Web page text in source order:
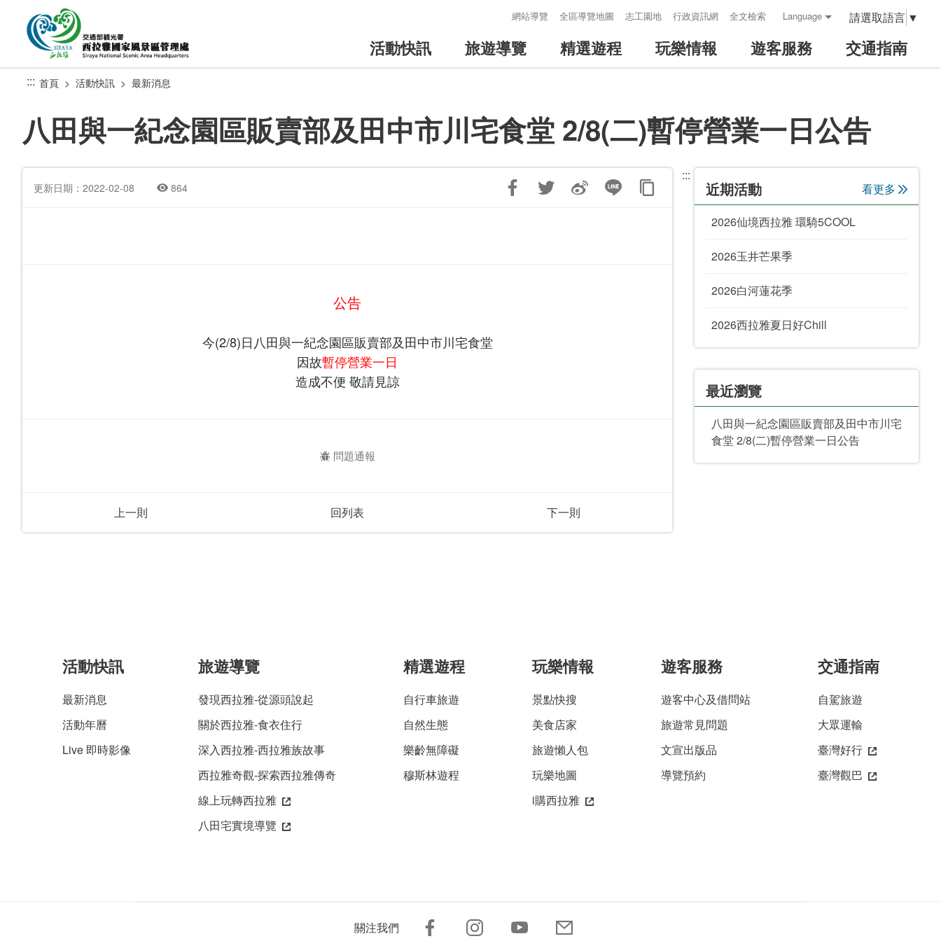
網站導覽 全區導覽地圖 志工園地 行政資訊網 全文檢索 Language 請選取語言 ▼
活動快訊 旅遊導覽 精選遊程 玩樂情報 遊客服務 交通指南
::: 首頁 活動快訊 最新消息
八田與一紀念園區販賣部及田中市川宅食堂 2/8(二)暫停營業一日公告
更新日期：2022-02-08 864
公告
今(2/8)日八田與一紀念園區販賣部及田中市川宅食堂
因故暫停營業一日
造成不便 敬請見諒
問題通報
上一則 回列表 下一則
:::
近期活動 看更多
2026仙境西拉雅 環騎5COOL
2026玉井芒果季
2026白河蓮花季
2026西拉雅夏日好Chill
最近瀏覽
八田與一紀念園區販賣部及田中市川宅
食堂 2/8(二)暫停營業一日公告
活動快訊
最新消息
活動年曆
Live 即時影像
旅遊導覽
發現西拉雅-從源頭說起
關於西拉雅-食衣住行
深入西拉雅-西拉雅族故事
西拉雅奇觀-探索西拉雅傳奇
線上玩轉西拉雅
八田宅實境導覽
精選遊程
自行車旅遊
自然生態
樂齡無障礙
穆斯林遊程
玩樂情報
景點快搜
美食店家
旅遊懶人包
玩樂地圖
i購西拉雅
遊客服務
遊客中心及借問站
旅遊常見問題
文宣出版品
導覽預約
交通指南
自駕旅遊
大眾運輸
臺灣好行
臺灣觀巴
關注我們